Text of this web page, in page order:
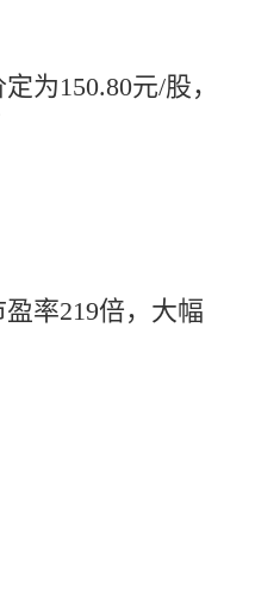
为150.80元/股，
率219倍，大幅